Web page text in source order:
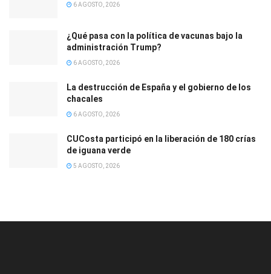
6 AGOSTO, 2026
¿Qué pasa con la política de vacunas bajo la
administración Trump?
6 AGOSTO, 2026
La destrucción de España y el gobierno de los
chacales
6 AGOSTO, 2026
CUCosta participó en la liberación de 180 crías
de iguana verde
5 AGOSTO, 2026